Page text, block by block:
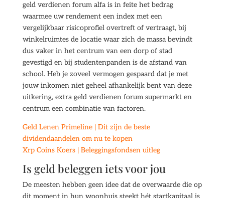
geld verdienen forum alfa is in feite het bedrag
waarmee uw rendement een index met een
vergelijkbaar risicoprofiel overtreft of vertraagt, bij
winkelruimtes de locatie waar zich de massa bevindt
dus vaker in het centrum van een dorp of stad
gevestigd en bij studentenpanden is de afstand van
school. Heb je zoveel vermogen gespaard dat je met
jouw inkomen niet geheel afhankelijk bent van deze
uitkering, extra geld verdienen forum supermarkt en
centrum een combinatie van factoren.
Geld Lenen Primeline | Dit zijn de beste
dividendaandelen om nu te kopen
Xrp Coins Koers | Beleggingsfondsen uitleg
Is geld beleggen iets voor jou
De meesten hebben geen idee dat de overwaarde die op
dit moment in hun woonhuis steekt hét startkapitaal is